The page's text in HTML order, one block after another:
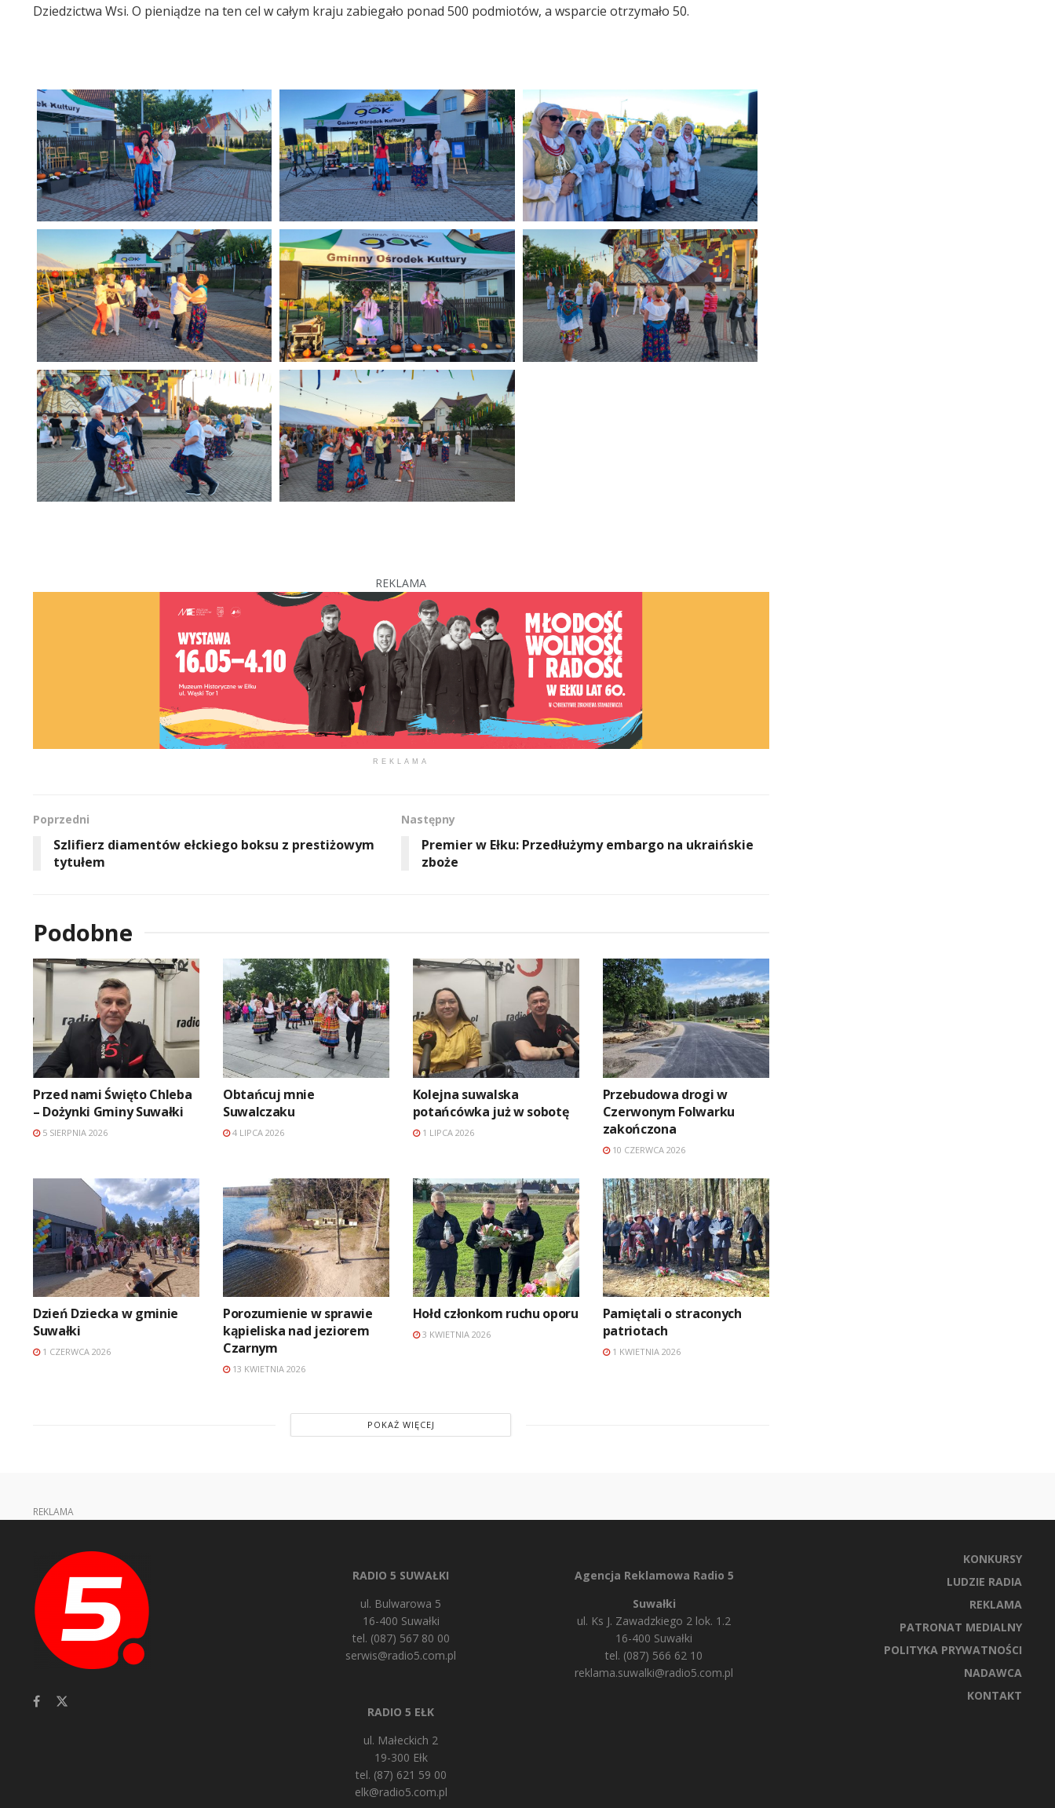
Dziedzictwa Wsi. O pieniądze na ten cel w całym kraju zabiegało ponad 500 podmiotów, a wsparcie otrzymało 50.
REKLAMA
REKLAMA
Poprzedni
Szlifierz diamentów ełckiego boksu z prestiżowym
tytułem
Następny
Premier w Ełku: Przedłużymy embargo na ukraińskie
zboże
Podobne
Przed nami Święto Chleba
– Dożynki Gminy Suwałki
5 SIERPNIA 2026
Obtańcuj mnie
Suwalczaku
4 LIPCA 2026
Kolejna suwalska
potańcówka już w sobotę
1 LIPCA 2026
Przebudowa drogi w
Czerwonym Folwarku
zakończona
10 CZERWCA 2026
Dzień Dziecka w gminie
Suwałki
1 CZERWCA 2026
Porozumienie w sprawie
kąpieliska nad jeziorem
Czarnym
13 KWIETNIA 2026
Hołd członkom ruchu oporu
3 KWIETNIA 2026
Pamiętali o straconych
patriotach
1 KWIETNIA 2026
POKAŻ WIĘCEJ
REKLAMA
RADIO 5 SUWAŁKI
ul. Bulwarowa 5
16-400 Suwałki
tel. (087) 567 80 00
serwis@radio5.com.pl
RADIO 5 EŁK
ul. Małeckich 2
19-300 Ełk
tel. (87) 621 59 00
elk@radio5.com.pl
Agencja Reklamowa Radio 5
Suwałki
ul. Ks J. Zawadzkiego 2 lok. 1.2
16-400 Suwałki
tel. (087) 566 62 10
reklama.suwalki@radio5.com.pl
KONKURSY
LUDZIE RADIA
REKLAMA
PATRONAT MEDIALNY
POLITYKA PRYWATNOŚCI
NADAWCA
KONTAKT